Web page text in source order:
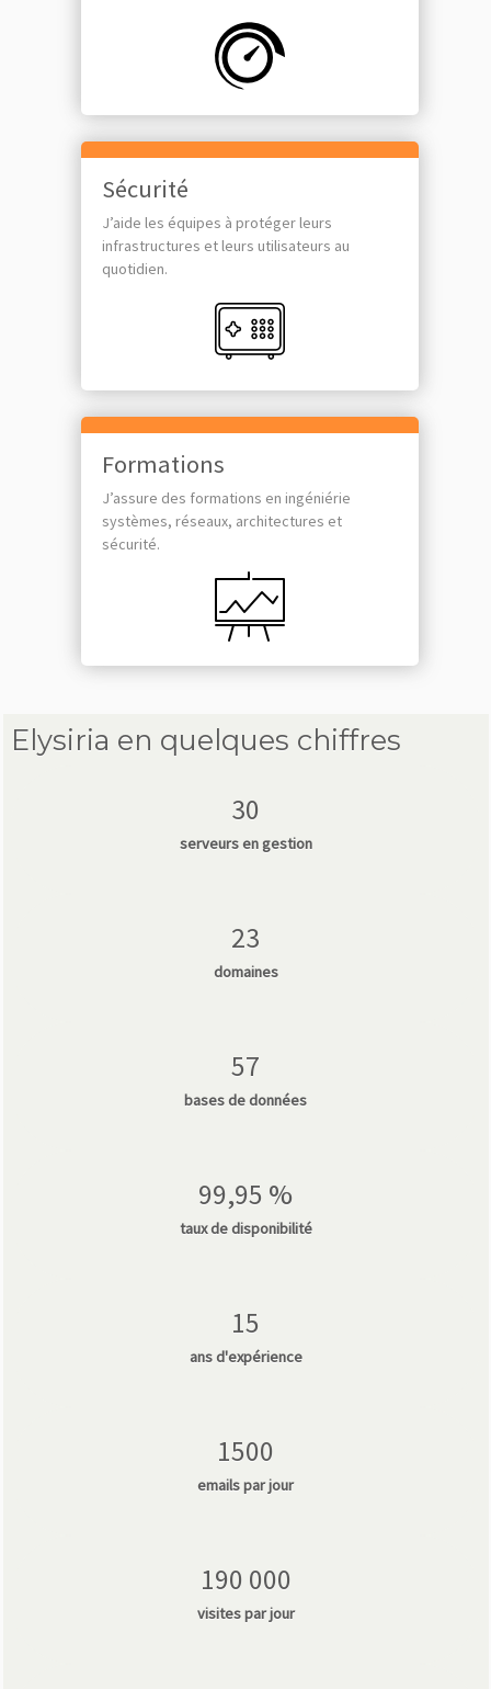
Sécurité
J’aide les équipes à protéger leurs
infrastructures et leurs utilisateurs au
quotidien.
Formations
J’assure des formations en ingéniérie
systèmes, réseaux, architectures et
sécurité.
Elysiria en quelques chiffres
30
serveurs en gestion
23
domaines
57
bases de données
99,95 %
taux de disponibilité
15
ans d'expérience
1500
emails par jour
190 000
visites par jour